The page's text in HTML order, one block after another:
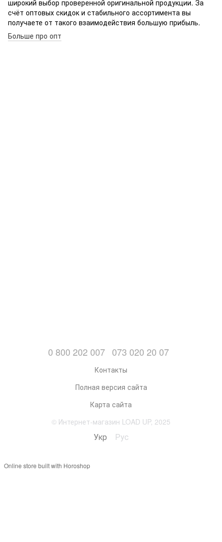
широкий выбор проверенной оригинальной продукции. За
счёт оптовых скидок и стабильного ассортимента вы
получаете от такого взаимодействия большую прибыль.
Больше про опт
0 800 202 007 073 020 20 07
Контакты
Полная версия сайта
Карта сайта
© Интернет-магазин LOAD UP, 2025
Укр Рус
Online store built with Horoshop